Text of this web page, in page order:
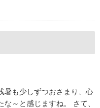
暑も少しずつおさまり、心
～と感じますね。 さて、